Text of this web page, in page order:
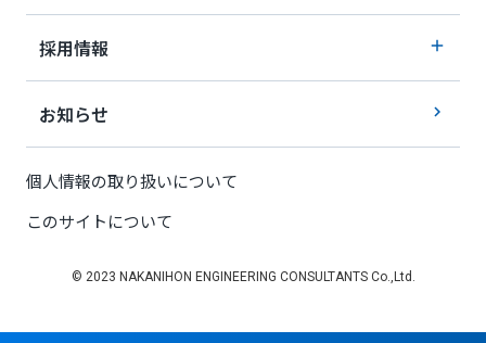
採用情報
お知らせ
個人情報の取り扱いについて
このサイトについて
© 2023 NAKANIHON ENGINEERING CONSULTANTS Co.,Ltd.